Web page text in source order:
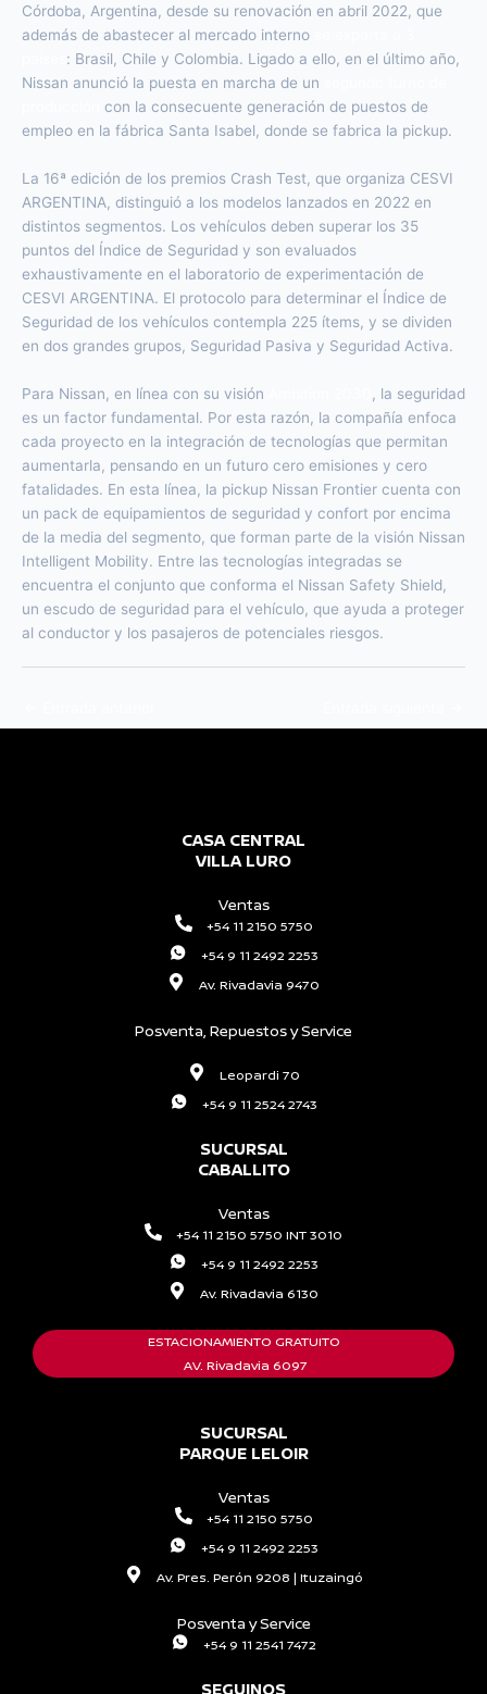
Córdoba, Argentina, desde su renovación en abril 2022, que
además de abastecer al mercado interno
: Brasil, Chile y Colombia. Ligado a ello, en el último año,
Nissan anunció la puesta en marcha de un
con la consecuente generación de puestos de
empleo en la fábrica Santa Isabel, donde se fabrica la pickup.
La 16ª edición de los premios Crash Test, que organiza CESVI
ARGENTINA, distinguió a los modelos lanzados en 2022 en
distintos segmentos. Los vehículos deben superar los 35
puntos del Índice de Seguridad y son evaluados
exhaustivamente en el laboratorio de experimentación de
CESVI ARGENTINA. El protocolo para determinar el Índice de
Seguridad de los vehículos contempla 225 ítems, y se dividen
en dos grandes grupos, Seguridad Pasiva y Seguridad Activa.
Para Nissan, en línea con su visión
, la seguridad
es un factor fundamental. Por esta razón, la compañía enfoca
cada proyecto en la integración de tecnologías que permitan
aumentarla, pensando en un futuro cero emisiones y cero
fatalidades. En esta línea, la pickup Nissan Frontier cuenta con
un pack de equipamientos de seguridad y confort por encima
de la media del segmento, que forman parte de la visión Nissan
Intelligent Mobility. Entre las tecnologías integradas se
encuentra el conjunto que conforma el Nissan Safety Shield,
un escudo de seguridad para el vehículo, que ayuda a proteger
al conductor y los pasajeros de potenciales riesgos.
CASA CENTRAL
VILLA LURO
Ventas
+54 11 2150 5750
+54 9 11 2492 2253
Av. Rivadavia 9470
Posventa, Repuestos y Service
Leopardi 70
+54 9 11 2524 2743
SUCURSAL
CABALLITO
Ventas
+54 11 2150 5750 INT 3010
+54 9 11 2492 2253
Av. Rivadavia 6130
ESTACIONAMIENTO GRATUITO
AV. Rivadavia 6097
SUCURSAL
PARQUE LELOIR
Ventas
+54 11 2150 5750
+54 9 11 2492 2253
Av. Pres. Perón 9208 | Ituzaingó
Posventa y Service
+54 9 11 2541 7472
SEGUINOS